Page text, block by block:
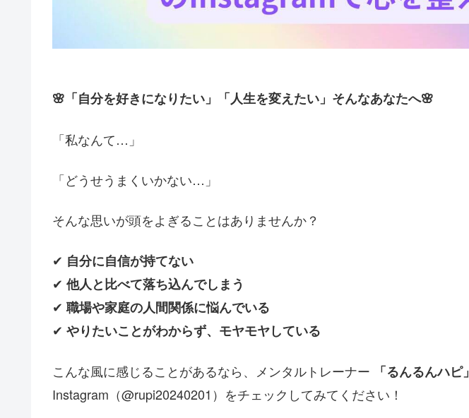
🌸「自分を好きになりたい」「人生を変えたい」そんなあなたへ🌸
「私なんて…」
「どうせうまくいかない…」
そんな思いが頭をよぎることはありませんか？
✔ 自分に自信が持てない
✔ 他人と比べて落ち込んでしまう
✔ 職場や家庭の人間関係に悩んでいる
✔ やりたいことがわからず、モヤモヤしている
こんな風に感じることがあるなら、メンタルトレーナー 「るんるんハピ」
Instagram（@rupi20240201）をチェックしてみてください！